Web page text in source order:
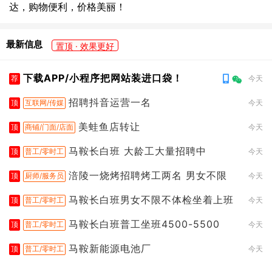
达，购物便利，价格美丽！
最新信息 置顶 · 效果更好
荐 下载APP/小程序把网站装进口袋！ 今天
顶 互联网/传媒 招聘抖音运营一名 今天
顶 商铺/门面/店面 美蛙鱼店转让 今天
顶 普工/零时工 马鞍长白班 大龄工大量招聘中 今天
顶 厨师/服务员 涪陵一烧烤招聘烤工两名 男女不限 今天
顶 普工/零时工 马鞍长白班男女不限不体检坐着上班 今天
顶 普工/零时工 马鞍长白班普工坐班4500-5500 今天
顶 普工/零时工 马鞍新能源电池厂 今天